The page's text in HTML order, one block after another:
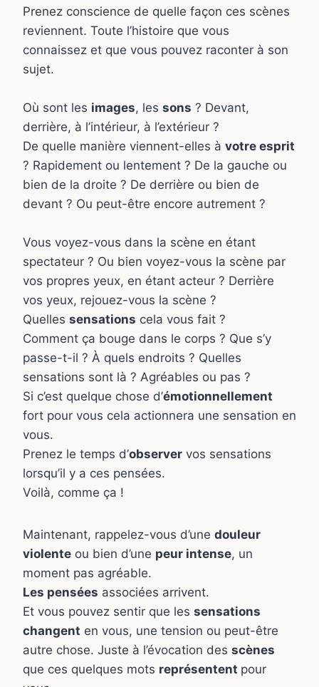
Prenez conscience de quelle façon ces scènes
reviennent. Toute l’histoire que vous
connaissez et que vous pouvez raconter à son
sujet.
Où sont les images, les sons ? Devant,
derrière, à l’intérieur, à l’extérieur ?
De quelle manière viennent-elles à votre esprit
? Rapidement ou lentement ? De la gauche ou
bien de la droite ? De derrière ou bien de
devant ? Ou peut-être encore autrement ?
Vous voyez-vous dans la scène en étant
spectateur ? Ou bien voyez-vous la scène par
vos propres yeux, en étant acteur ? Derrière
vos yeux, rejouez-vous la scène ?
Quelles sensations cela vous fait ?
Comment ça bouge dans le corps ? Que s’y
passe-t-il ? À quels endroits ? Quelles
sensations sont là ? Agréables ou pas ?
Si c’est quelque chose d’émotionnellement
fort pour vous cela actionnera une sensation en
vous.
Prenez le temps d’observer vos sensations
lorsqu’il y a ces pensées.
Voilà, comme ça !
Maintenant, rappelez-vous d’une douleur
violente ou bien d’une peur intense, un
moment pas agréable.
Les pensées associées arrivent.
Et vous pouvez sentir que les sensations
changent en vous, une tension ou peut-être
autre chose. Juste à l’évocation des scènes
que ces quelques mots représentent pour